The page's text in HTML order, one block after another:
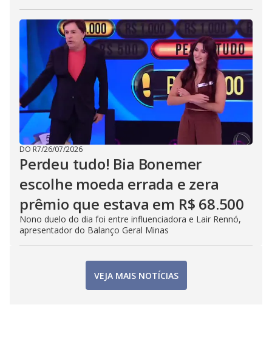
DO R7/26/07/2026
Perdeu tudo! Bia Bonemer
escolhe moeda errada e zera
prêmio que estava em R$ 68.500
Nono duelo do dia foi entre influenciadora e Lair Rennó,
apresentador do Balanço Geral Minas
VEJA MAIS NOTÍCIAS